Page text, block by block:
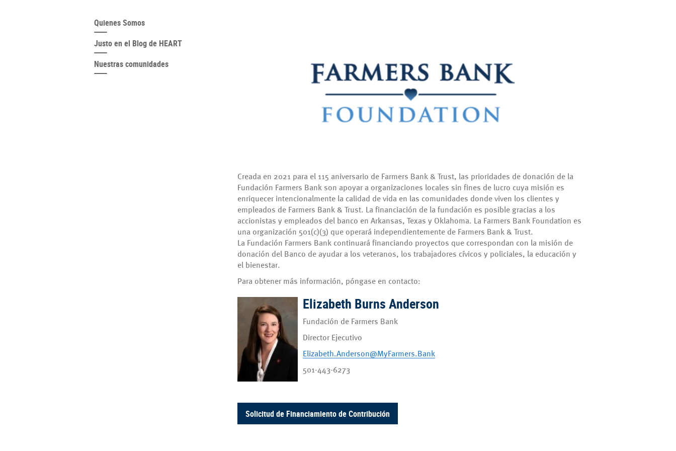
Creada en 2021 para el 115 aniversario de Farmers Bank & Trust, las prioridades de donación de la
Fundación Farmers Bank son apoyar a organizaciones locales sin fines de lucro cuya misión es
enriquecer intencionalmente la calidad de vida en las comunidades donde viven los clientes y
empleados de Farmers Bank & Trust.
La financiación de la fundación es posible gracias a los
accionistas y empleados del banco en Arkansas, Texas y Oklahoma.
La Farmers Bank Foundation es
una organización 501(c)(3) que operará independientemente de Farmers Bank & Trust.
La Fundación Farmers Bank continuará financiando proyectos que correspondan con la misión de
donación del Banco de ayudar a los veteranos, los trabajadores cívicos y policiales, la educación y
el bienestar.
Para obtener más información, póngase en contacto:
Elizabeth Burns Anderson
Fundación de Farmers Bank
Director Ejecutivo
Elizabeth.Anderson@MyFarmers.Bank
501-443-6273
Solicitud de Financiamiento de Contribución
Quienes Somos
Justo en el Blog de HEART
Nuestras comunidades